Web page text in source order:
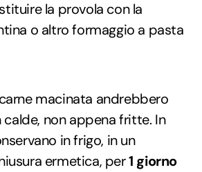
la provola con la
o altro formaggio a pasta
macinata andrebbero
non appena fritte. In
in frigo, in un
ermetica, per1 giorno